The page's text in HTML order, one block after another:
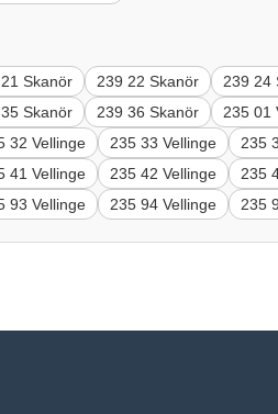
Skanör 239 22 Skanör 239 24
Skanör 239 36 Skanör 235 01
32 Vellinge 235 33 Vellinge 235
41 Vellinge 235 42 Vellinge 235
93 Vellinge 235 94 Vellinge 235